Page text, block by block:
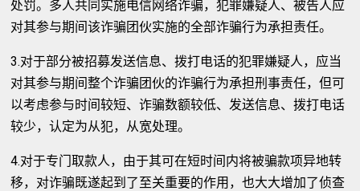
处罚。多人共同实施电信网络诈骗，犯罪嫌疑人、被告人应
对其参与期间该诈骗团伙实施的全部诈骗行为承担责任。
3.对于部分被招募发送信息、拨打电话的犯罪嫌疑人，应当
对其参与期间整个诈骗团伙的诈骗行为承担刑事责任，但可
以考虑参与时间较短、诈骗数额较低、发送信息、拨打电话
较少，认定为从犯，从宽处理。
4.对于专门取款人，由于其可在短时间内将被骗款项异地转
移，对诈骗既遂起到了至关重要的作用，也大大增加了侦查